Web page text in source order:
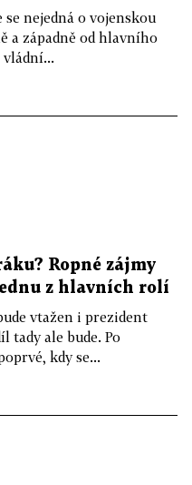
se nejedná o vojenskou
a západně od hlavního
vládní...
Ropné zájmy
z hlavních rolí
vtažen i prezident
tady ale bude. Po
kdy se...